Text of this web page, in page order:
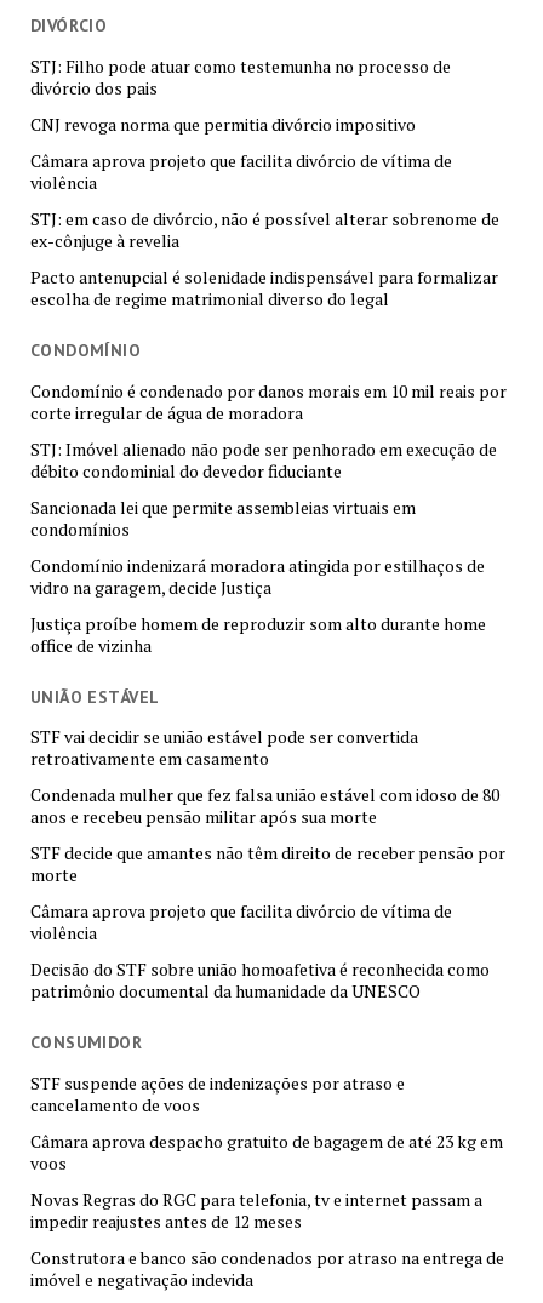
DIVÓRCIO
STJ: Filho pode atuar como testemunha no processo de
divórcio dos pais
CNJ revoga norma que permitia divórcio impositivo
Câmara aprova projeto que facilita divórcio de vítima de
violência
STJ: em caso de divórcio, não é possível alterar sobrenome de
ex-cônjuge à revelia
Pacto antenupcial é solenidade indispensável para formalizar
escolha de regime matrimonial diverso do legal
CONDOMÍNIO
Condomínio é condenado por danos morais em 10 mil reais por
corte irregular de água de moradora
STJ: Imóvel alienado não pode ser penhorado em execução de
débito condominial do devedor fiduciante
Sancionada lei que permite assembleias virtuais em
condomínios
Condomínio indenizará moradora atingida por estilhaços de
vidro na garagem, decide Justiça
Justiça proíbe homem de reproduzir som alto durante home
office de vizinha
UNIÃO ESTÁVEL
STF vai decidir se união estável pode ser convertida
retroativamente em casamento
Condenada mulher que fez falsa união estável com idoso de 80
anos e recebeu pensão militar após sua morte
STF decide que amantes não têm direito de receber pensão por
morte
Câmara aprova projeto que facilita divórcio de vítima de
violência
Decisão do STF sobre união homoafetiva é reconhecida como
patrimônio documental da humanidade da UNESCO
CONSUMIDOR
STF suspende ações de indenizações por atraso e
cancelamento de voos
Câmara aprova despacho gratuito de bagagem de até 23 kg em
voos
Novas Regras do RGC para telefonia, tv e internet passam a
impedir reajustes antes de 12 meses
Construtora e banco são condenados por atraso na entrega de
imóvel e negativação indevida